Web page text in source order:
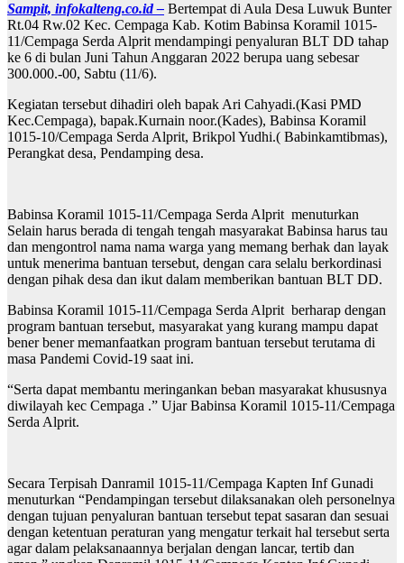
Sampit, infokalteng.co.id – Bertempat di Aula Desa Luwuk Bunter
Rt.04 Rw.02 Kec. Cempaga Kab. Kotim Babinsa Koramil 1015-
11/Cempaga Serda Alprit mendampingi penyaluran BLT DD tahap
ke 6 di bulan Juni Tahun Anggaran 2022 berupa uang sebesar
300.000.-00, Sabtu (11/6).
Kegiatan tersebut dihadiri oleh bapak Ari Cahyadi.(Kasi PMD
Kec.Cempaga), bapak.Kurnain noor.(Kades), Babinsa Koramil
1015-10/Cempaga Serda Alprit, Brikpol Yudhi.( Babinkamtibmas),
Perangkat desa, Pendamping desa.
Babinsa Koramil 1015-11/Cempaga Serda Alprit menuturkan
Selain harus berada di tengah tengah masyarakat Babinsa harus tau
dan mengontrol nama nama warga yang memang berhak dan layak
untuk menerima bantuan tersebut, dengan cara selalu berkordinasi
dengan pihak desa dan ikut dalam memberikan bantuan BLT DD.
Babinsa Koramil 1015-11/Cempaga Serda Alprit berharap dengan
program bantuan tersebut, masyarakat yang kurang mampu dapat
bener bener memanfaatkan program bantuan tersebut terutama di
masa Pandemi Covid-19 saat ini.
“Serta dapat membantu meringankan beban masyarakat khususnya
diwilayah kec Cempaga .” Ujar Babinsa Koramil 1015-11/Cempaga
Serda Alprit.
Secara Terpisah Danramil 1015-11/Cempaga Kapten Inf Gunadi
menuturkan “Pendampingan tersebut dilaksanakan oleh personelnya
dengan tujuan penyaluran bantuan tersebut tepat sasaran dan sesuai
dengan ketentuan peraturan yang mengatur terkait hal tersebut serta
agar dalam pelaksanaannya berjalan dengan lancar, tertib dan